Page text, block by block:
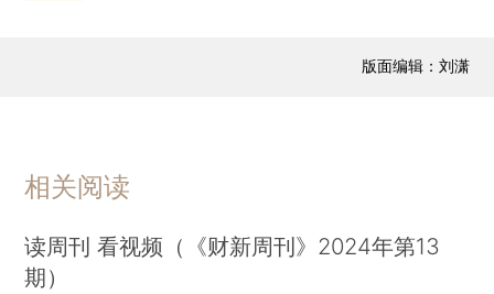
版面编辑：刘潇
相关阅读
读周刊 看视频（《财新周刊》2024年第13
期）